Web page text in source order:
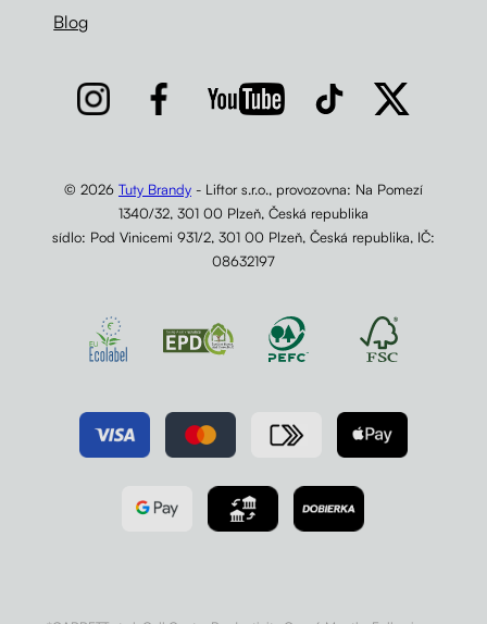
Blog
© 2026 Tuty Brandy- Liftor s.r.o., provozovna: Na Pomezí
1340/32, 301 00 Plzeň, Česká republika
sídlo: Pod Vinicemi 931/2, 301 00 Plzeň, Česká republika, IČ:
08632197